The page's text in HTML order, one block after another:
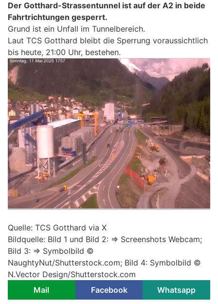
Der Gotthard-Strassentunnel ist auf der A2 in beide
Fahrtrichtungen gesperrt.
Grund ist ein Unfall im Tunnelbereich.
Laut TCS Gotthard bleibt die Sperrung voraussichtlich
bis heute, 21:00 Uhr, bestehen.
Quelle: TCS Gotthard via X
Bildquelle: Bild 1 und Bild 2: => Screenshots Webcam;
Bild 3: => Symbolbild ©
NaughtyNut/Shutterstock.com; Bild 4: Symbolbild ©
N.Vector Design/Shutterstock.com
Mail
Facebook Whatsapp